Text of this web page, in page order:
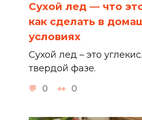
Сухой лед — что
как сделать в
условиях
Сухой лед – это
твердой фазе.
0 0